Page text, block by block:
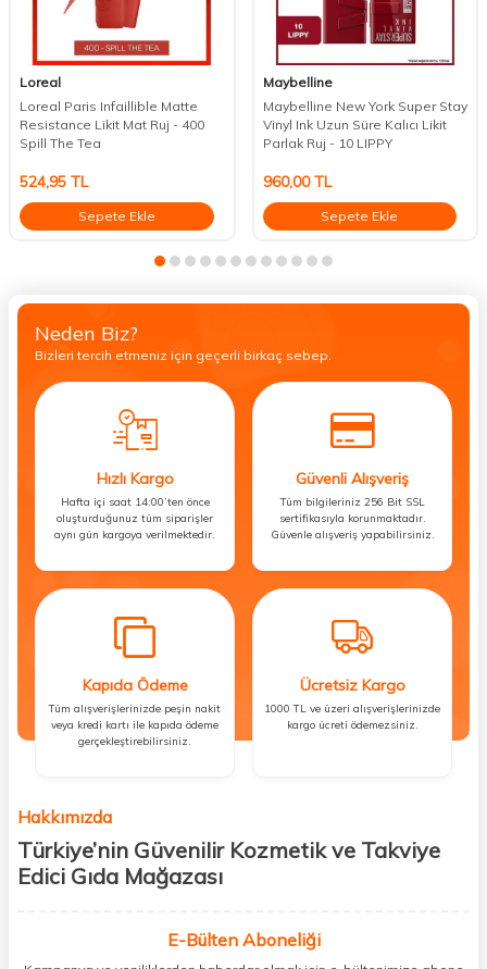
Loreal
Loreal Paris Infaillible Matte
Resistance Likit Mat Ruj - 400
Spill The Tea
524,95 TL
Sepete Ekle
Maybelline
Maybelline New York Super Stay
Vinyl Ink Uzun Süre Kalıcı Likit
Parlak Ruj - 10 LIPPY
960,00TL
Sepete Ekle
Neden Biz?
Bizleri tercih etmeniz için geçerli birkaç sebep.
Hızlı Kargo
Hafta içi saat 14:00’ten önce
oluşturduğunuz tüm siparişler
aynı gün kargoya verilmektedir.
Güvenli Alışveriş
Tüm bilgileriniz 256 Bit SSL
sertifikasıyla korunmaktadır.
Güvenle alışveriş yapabilirsiniz.
Kapıda Ödeme
Tüm alışverişlerinizde peşin nakit
veya kredi kartı ile kapıda ödeme
gerçekleştirebilirsiniz.
Ücretsiz Kargo
1000 TL ve üzeri alışverişlerinizde
kargo ücreti ödemezsiniz.
Hakkımızda
Türkiye’nin Güvenilir Kozmetik ve Takviye
Edici Gıda Mağazası
kişisel bakım hem de takviye edici gıda ürünlerini sizlerle
buluşturuyoruz. Artık mağaza mağaza dolaşmanıza gerek yok;
E-Bülten Aboneliği